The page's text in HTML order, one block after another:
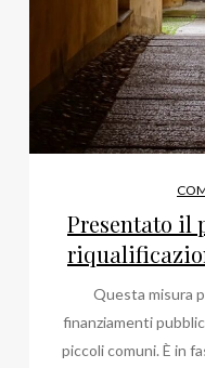
Presentato il
Questa misura
finanziamenti
piccoli comuni. È in